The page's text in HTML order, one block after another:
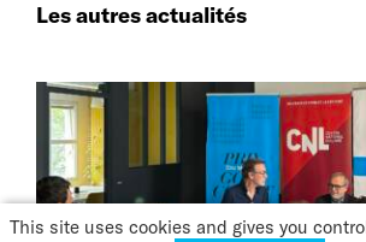
Les autres actualités
This site uses cookies and gives you